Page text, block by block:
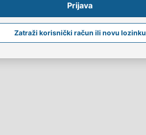
Prijava
Zatraži korisnički račun ili novu lozinku